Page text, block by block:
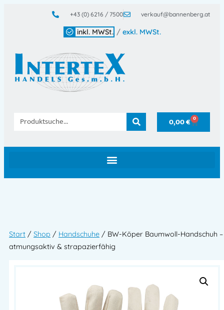
+43 (0) 6216 / 7500 verkauf@bannenberg.at
inkl. MWSt. / exkl. MWSt.
0,00€ 0
Start / Shop / Handschuhe / BW-Köper Baumwoll-Handschuh –
atmungsaktiv & strapazierfähig